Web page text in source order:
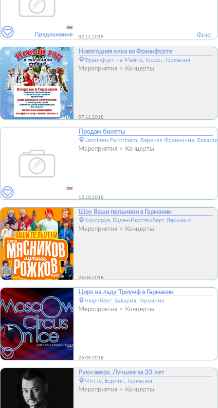
Предложение 02.11.2019 Фикс
Новогодняя елка во Франкфурте
Франкфурт-на-Майне, Гессен, Германия
Мероприятия Концерты
07.11.2018
Продам билеты
Landkreis Forchheim, Верхняя Франкония,
Мероприятия Концерты
15.10.2018
Шоу Ваши пельмени в Германии
Карлсруэ, Баден-Вюртемберг, Германия
Мероприятия Концерты
26.08.2018
Цирк на льду Триумф в Германии
Нюрнберг, Бавария, Германия
Мероприятия Концерты
26.08.2018
Руки вверх. Лучшее за 20 лет
Митте, Берлин, Германия
Мероприятия Концерты